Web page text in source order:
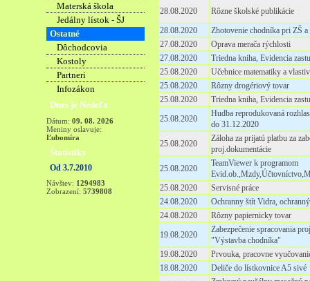
Materská škola
Jedálny lístok - ŠJ
Ostatné
Dôchodcovia
Kostoly
Partneri
Infozákon
Dnes je Nedeľa
Dátum: 09. 08. 2026
Meniny oslavuje:
Ľubomíra
Štatistiky
Od 3.7.2010
Návštev: 1294983
Zobrazení: 5739808
28.08.2020
Rôzne školské publikácie
28.08.2020
Zhotovenie chodníka pri ZŠ
27.08.2020
Oprava merača rýchlosti
27.08.2020
Triedna kniha, Evidencia
25.08.2020
Učebnice matematiky a
25.08.2020
Rôzny drogériový tovar
25.08.2020
Triedna kniha, Evidencia
25.08.2020
Hudba reprodukovaná
do 31.12.2020
25.08.2020
Záloha za prijatú platbu za
proj.dokumentácie
25.08.2020
TeamViewer k programom
25.08.2020
Servisné práce
24.08.2020
Ochranny štít Vidra,
24.08.2020
Rôzny papiernicky tovar
19.08.2020
Zabezpečenie spracovania
"Výstavba chodníka"
19.08.2020
Prvouka, pracovne
18.08.2020
Deliče do lístkovnice A5 sivé